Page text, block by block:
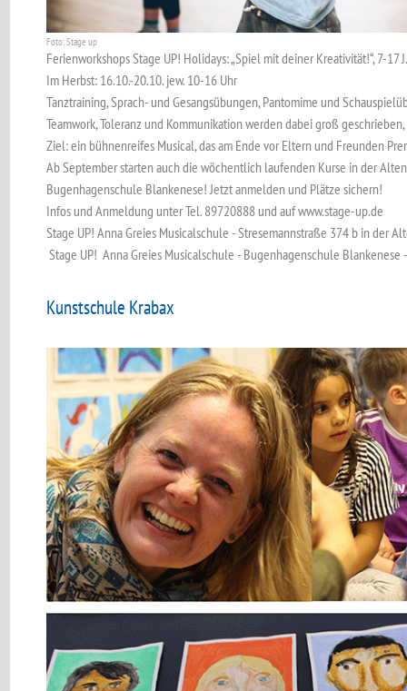
Foto: Stage up
Ferienworkshops Stage UP! Holidays: „Spiel mit deiner Kreativität!“, 7-17
Im Herbst: 16.10.-20.10. jew. 10-16 Uhr
Tanztraining, Sprach- und Gesangsübungen, Pantomime und
Teamwork, Toleranz und Kommunikation werden dabei groß
Ziel: ein bühnenreifes Musical, das am Ende vor Eltern und Freunden
Ab September starten auch die wöchentlich laufenden Kurse in der
Bugenhagenschule Blankenese! Jetzt anmelden und Plätze sichern!
Infos und Anmeldung unter Tel. 89720888 und auf www.stage-up.de
Stage UP! Anna Greies Musicalschule - Stresemannstraße 374 b in der
Stage UP! Anna Greies Musicalschule - Bugenhagenschule
Kunstschule Krabax